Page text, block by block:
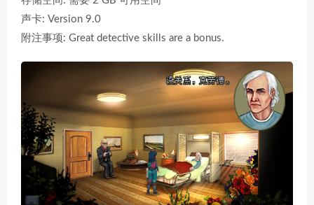
声卡: Version 9.0
附注事项: Great detective skills are a bonus.